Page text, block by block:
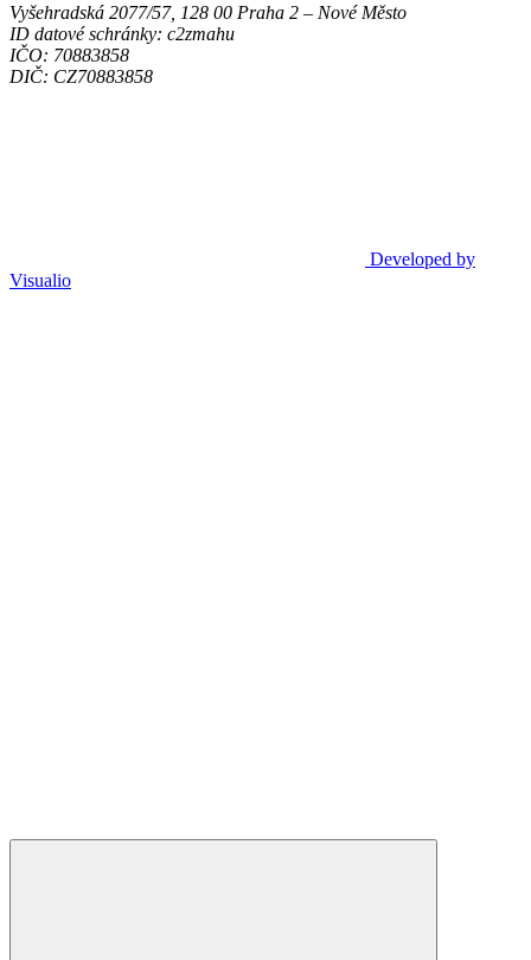
Vyšehradská 2077/57, 128 00 Praha 2 ‒ Nové Město
ID datové schránky: c2zmahu
IČO: 70883858
DIČ: CZ70883858
Developed by
Visualio